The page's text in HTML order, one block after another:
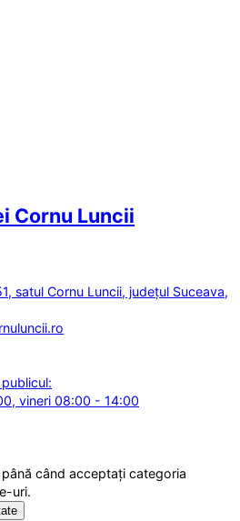
Cornu Luncii
satul Cornu Luncii, județul Suceava,
vineri 08:00 - 14:00
când acceptați categoria
uri.